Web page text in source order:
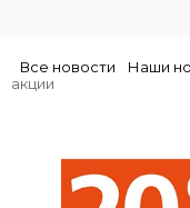
Все новости Наши
акции